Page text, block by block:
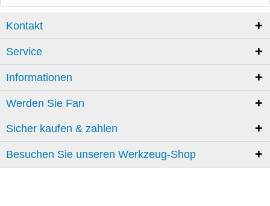
Kontakt
Service
Informationen
Werden Sie Fan
Sicher kaufen & zahlen
Besuchen Sie unseren Werkzeug-Shop